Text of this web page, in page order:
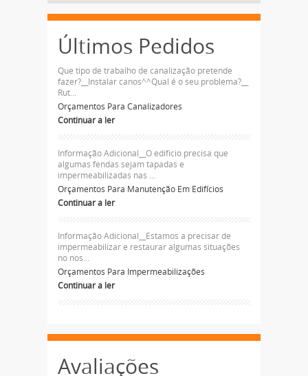
Últimos Pedidos
Que tipo de trabalho de canalização pretende
fazer?__Instalar canos^^Qual é o seu problema?__
Rut...
Orçamentos Para Canalizadores
Continuar a ler
Informação Adicional__O edificio precisa que
algumas fendas sejam tapadas e
impermeabilizadas nas ...
Orçamentos Para Manutenção Em Edifícios
Continuar a ler
Informação Adicional__Estamos a precisar de
impermeabilizar e restaurar algumas situações
no nos...
Orçamentos Para Impermeabilizações
Continuar a ler
Avaliações